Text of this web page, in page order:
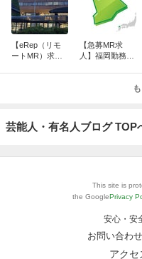
【eRep（リモ
ートMR）求
【急募MR求
人】福岡勤務の
芸能人・有名人ブログ TOP
This site is
the GooglePrivacy
安心・安
お問い合わせ
アクセ